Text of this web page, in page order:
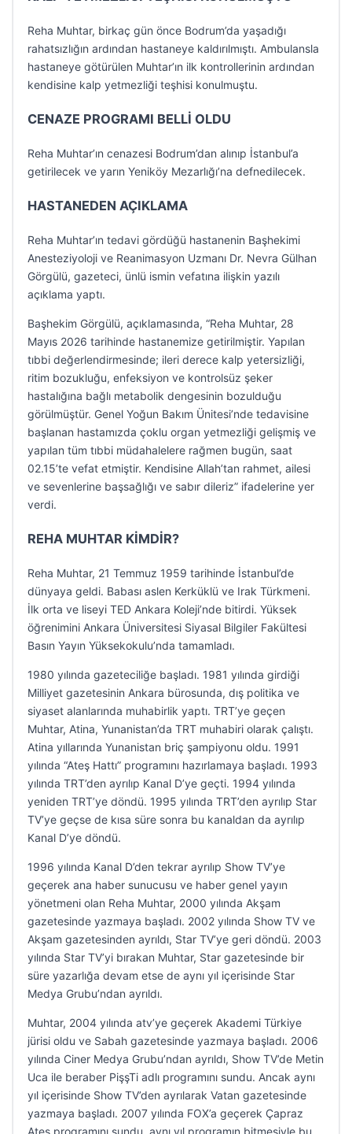
Reha Muhtar, birkaç gün önce Bodrum’da yaşadığı
rahatsızlığın ardından hastaneye kaldırılmıştı. Ambulansla
hastaneye götürülen Muhtar’ın ilk kontrollerinin ardından
kendisine kalp yetmezliği teşhisi konulmuştu.
CENAZE PROGRAMI BELLİ OLDU
Reha Muhtar’ın cenazesi Bodrum’dan alınıp İstanbul’a
getirilecek ve yarın Yeniköy Mezarlığı’na defnedilecek.
HASTANEDEN AÇIKLAMA
Reha Muhtar’ın tedavi gördüğü hastanenin Başhekimi
Anesteziyoloji ve Reanimasyon Uzmanı Dr. Nevra Gülhan
Görgülü, gazeteci, ünlü ismin vefatına ilişkin yazılı
açıklama yaptı.
Başhekim Görgülü, açıklamasında, “Reha Muhtar, 28
Mayıs 2026 tarihinde hastanemize getirilmiştir. Yapılan
tıbbi değerlendirmesinde; ileri derece kalp yetersizliği,
ritim bozukluğu, enfeksiyon ve kontrolsüz şeker
hastalığına bağlı metabolik dengesinin bozulduğu
görülmüştür. Genel Yoğun Bakım Ünitesi’nde tedavisine
başlanan hastamızda çoklu organ yetmezliği gelişmiş ve
yapılan tüm tıbbi müdahalelere rağmen bugün, saat
02.15’te vefat etmiştir. Kendisine Allah’tan rahmet, ailesi
ve sevenlerine başsağlığı ve sabır dileriz” ifadelerine yer
verdi.
REHA MUHTAR KİMDİR?
Reha Muhtar, 21 Temmuz 1959 tarihinde İstanbul’de
dünyaya geldi. Babası aslen Kerküklü ve Irak Türkmeni.
İlk orta ve liseyi TED Ankara Koleji’nde bitirdi. Yüksek
öğrenimini Ankara Üniversitesi Siyasal Bilgiler Fakültesi
Basın Yayın Yüksekokulu’nda tamamladı.
1980 yılında gazeteciliğe başladı. 1981 yılında girdiği
Milliyet gazetesinin Ankara bürosunda, dış politika ve
siyaset alanlarında muhabirlik yaptı. TRT’ye geçen
Muhtar, Atina, Yunanistan’da TRT muhabiri olarak çalıştı.
Atina yıllarında Yunanistan briç şampiyonu oldu. 1991
yılında “Ateş Hattı” programını hazırlamaya başladı. 1993
yılında TRT’den ayrılıp Kanal D’ye geçti. 1994 yılında
yeniden TRT’ye döndü. 1995 yılında TRT’den ayrılıp Star
TV’ye geçse de kısa süre sonra bu kanaldan da ayrılıp
Kanal D’ye döndü.
1996 yılında Kanal D’den tekrar ayrılıp Show TV’ye
geçerek ana haber sunucusu ve haber genel yayın
yönetmeni olan Reha Muhtar, 2000 yılında Akşam
gazetesinde yazmaya başladı. 2002 yılında Show TV ve
Akşam gazetesinden ayrıldı, Star TV’ye geri döndü. 2003
yılında Star TV’yi bırakan Muhtar, Star gazetesinde bir
süre yazarlığa devam etse de aynı yıl içerisinde Star
Medya Grubu’ndan ayrıldı.
Muhtar, 2004 yılında atv’ye geçerek Akademi Türkiye
jürisi oldu ve Sabah gazetesinde yazmaya başladı. 2006
yılında Ciner Medya Grubu’ndan ayrıldı, Show TV’de Metin
Uca ile beraber PişşTi adlı programını sundu. Ancak aynı
yıl içerisinde Show TV’den ayrılarak Vatan gazetesinde
yazmaya başladı. 2007 yılında FOX’a geçerek Çapraz
Ateş programını sundu, aynı yıl programın bitmesiyle bu